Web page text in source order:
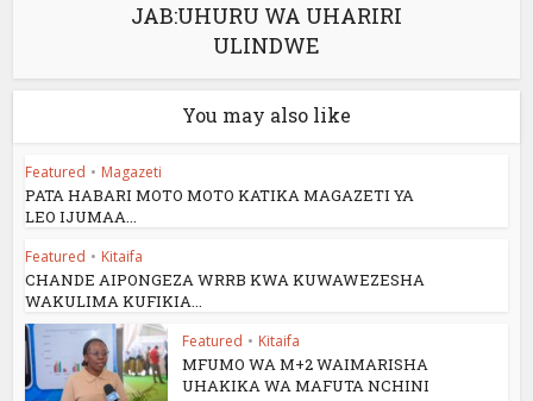
JAB:UHURU WA UHARIRI
ULINDWE
You may also like
Featured • Magazeti
PATA HABARI MOTO MOTO KATIKA MAGAZETI YA
LEO IJUMAA...
Featured • Kitaifa
CHANDE AIPONGEZA WRRB KWA KUWAWEZESHA
WAKULIMA KUFIKIA...
Featured • Kitaifa
MFUMO WA M+2 WAIMARISHA
UHAKIKA WA MAFUTA NCHINI